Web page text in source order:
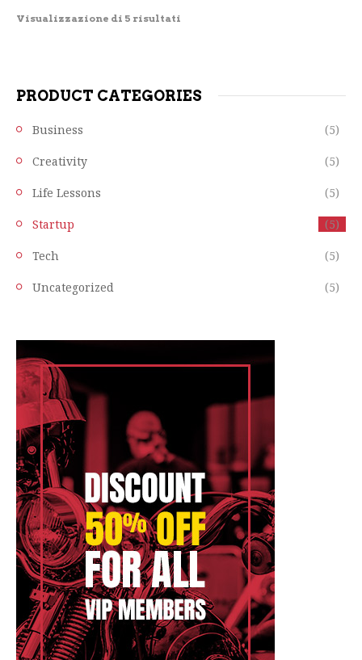
Visualizzazione di 5 risultati
PRODUCT CATEGORIES
Business (5)
Creativity (5)
Life Lessons (5)
Startup (5)
Tech (5)
Uncategorized (5)